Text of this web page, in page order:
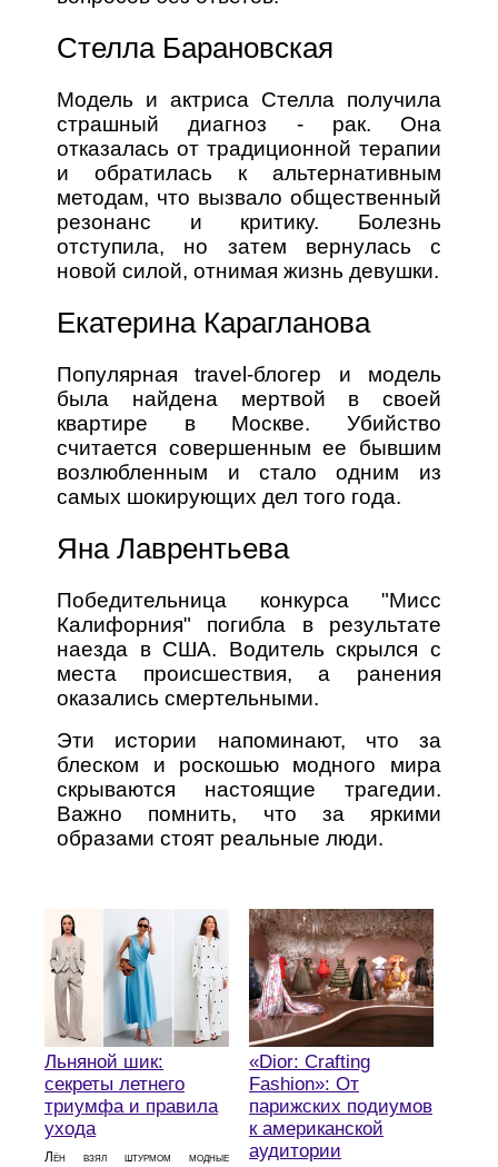
Стелла Барановская
Модель и актриса Стелла получила
страшный диагноз - рак. Она
отказалась от традиционной терапии
и обратилась к альтернативным
методам, что вызвало общественный
резонанс и критику. Болезнь
отступила, но затем вернулась с
новой силой, отнимая жизнь девушки.
Екатерина Карагланова
Популярная travel-блогер и модель
была найдена мертвой в своей
квартире в Москве. Убийство
считается совершенным ее бывшим
возлюбленным и стало одним из
самых шокирующих дел того года.
Яна Лаврентьева
Победительница конкурса "Мисс
Калифорния" погибла в результате
наезда в США. Водитель скрылся с
места происшествия, а ранения
оказались смертельными.
Эти истории напоминают, что за
блеском и роскошью модного мира
скрываются настоящие трагедии.
Важно помнить, что за яркими
образами стоят реальные люди.
Льняной шик:
секреты летнего
триумфа и правила
ухода
Лён взял штурмом модные
«Dior: Crafting
Fashion»: От
парижских подиумов
к американской
аудитории